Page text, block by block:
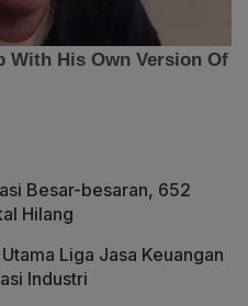
Besar-besaran, 652
Hilang
Liga Jasa Keuangan
Industri